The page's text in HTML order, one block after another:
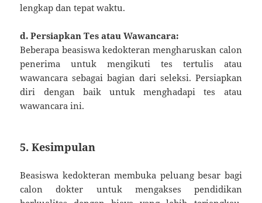
lengkap dan tepat waktu.
d. Persiapkan Tes atau Wawancara:
Beberapa beasiswa kedokteran mengharuskan calon
penerima untuk mengikuti tes tertulis atau
wawancara sebagai bagian dari seleksi. Persiapkan
diri dengan baik untuk menghadapi tes atau
wawancara ini.
5. Kesimpulan
Beasiswa kedokteran membuka peluang besar bagi
calon dokter untuk mengakses pendidikan